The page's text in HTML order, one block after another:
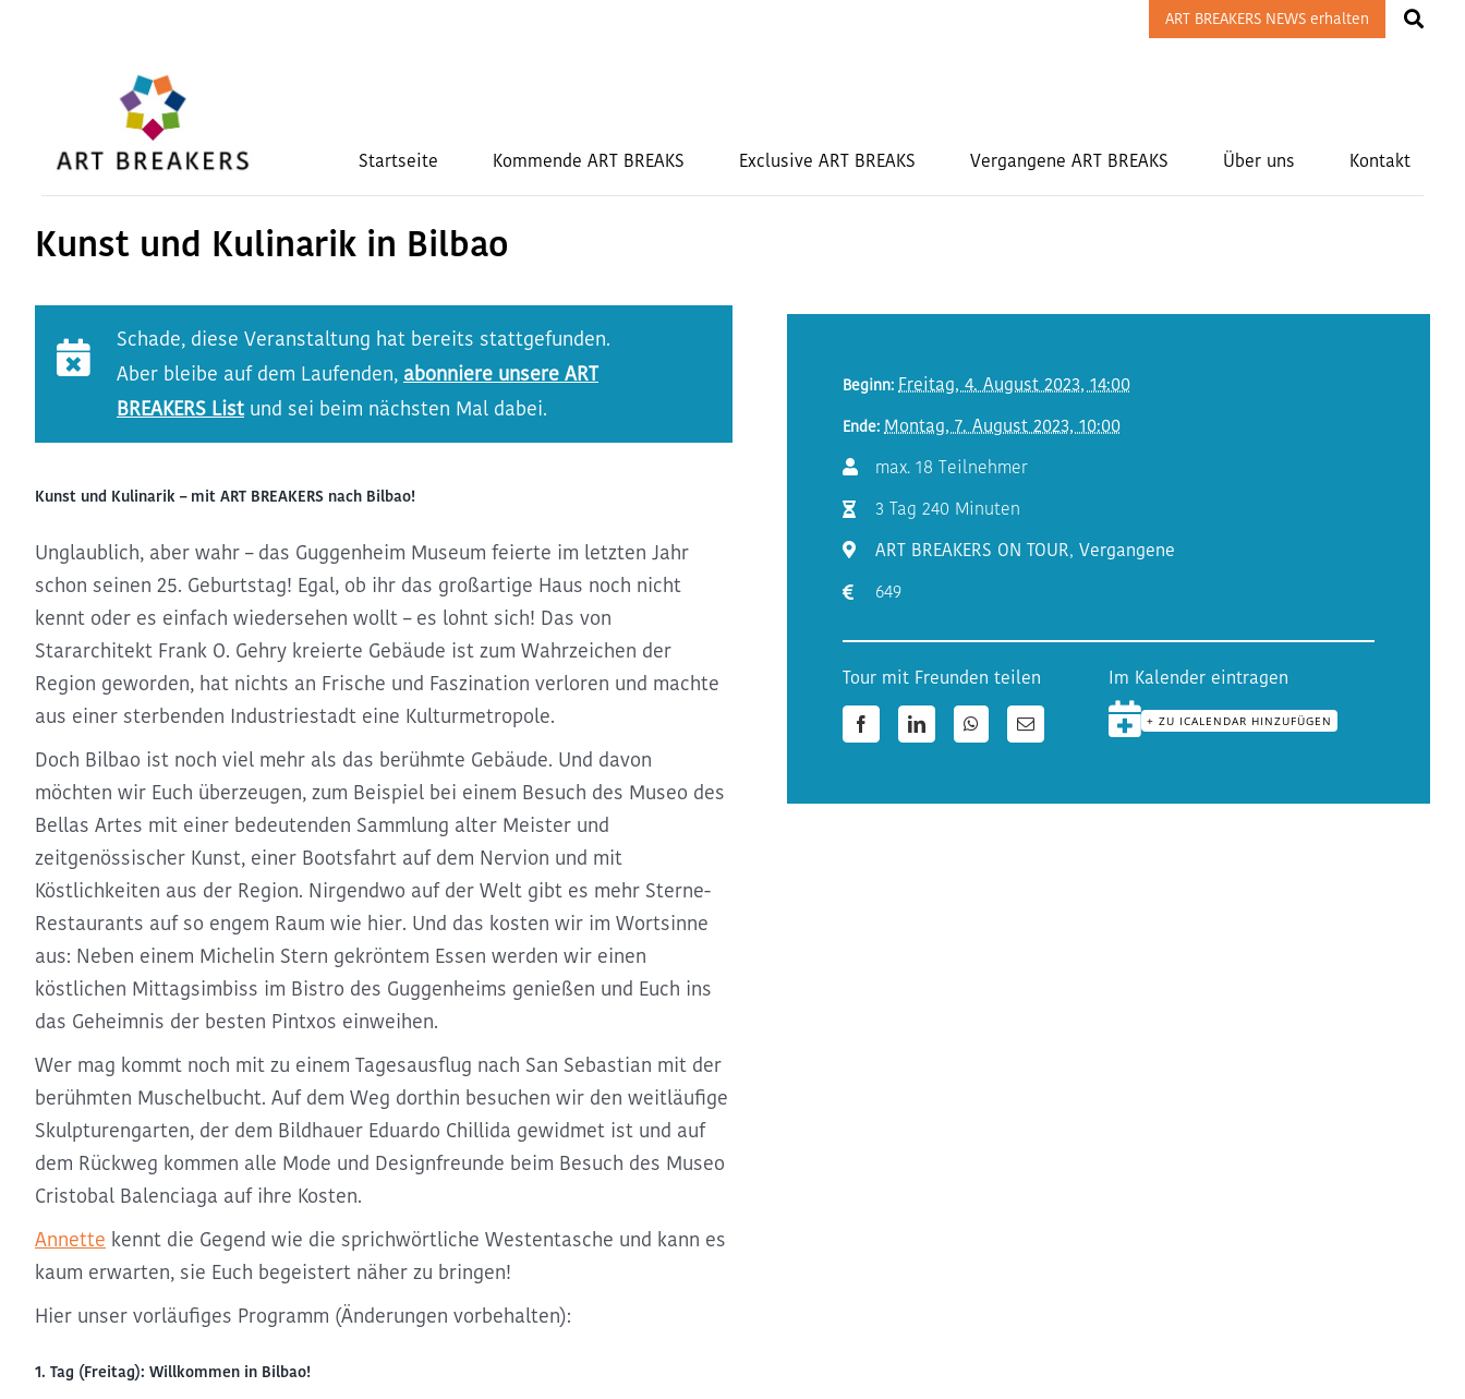
ART BREAKERS NEWS erhalten
Startseite Kommende ART BREAKS Exclusive ART BREAKS Vergangene ART BREAKS Über uns Kontakt
Kunst und Kulinarik in Bilbao
Schade, diese Veranstaltung hat bereits stattgefunden.
Aber bleibe auf dem Laufenden, abonniere unsere ART
BREAKERS Listund sei beim nächsten Mal dabei.
Kunst und Kulinarik – mit ART BREAKERS nach Bilbao!
Unglaublich, aber wahr – das Guggenheim Museum feierte im letzten Jahr
schon seinen 25. Geburtstag! Egal, ob ihr das großartige Haus noch nicht
kennt oder es einfach wiedersehen wollt – es lohnt sich! Das von
Stararchitekt Frank O. Gehry kreierte Gebäude ist zum Wahrzeichen der
Region geworden, hat nichts an Frische und Faszination verloren und machte
aus einer sterbenden Industriestadt eine Kulturmetropole.
Doch Bilbao ist noch viel mehr als das berühmte Gebäude. Und davon
möchten wir Euch überzeugen, zum Beispiel bei einem Besuch des Museo des
Bellas Artes mit einer bedeutenden Sammlung alter Meister und
zeitgenössischer Kunst, einer Bootsfahrt auf dem Nervion und mit
Köstlichkeiten aus der Region. Nirgendwo auf der Welt gibt es mehr Sterne-
Restaurants auf so engem Raum wie hier. Und das kosten wir im Wortsinne
aus: Neben einem Michelin Stern gekröntem Essen werden wir einen
köstlichen Mittagsimbiss im Bistro des Guggenheims genießen und Euch ins
das Geheimnis der besten Pintxos einweihen.
Wer mag kommt noch mit zu einem Tagesausflug nach San Sebastian mit der
berühmten Muschelbucht. Auf dem Weg dorthin besuchen wir den weitläufige
Skulpturengarten, der dem Bildhauer Eduardo Chillida gewidmet ist und auf
dem Rückweg kommen alle Mode und Designfreunde beim Besuch des Museo
Cristobal Balenciaga auf ihre Kosten.
Annette kennt die Gegend wie die sprichwörtliche Westentasche und kann es
kaum erwarten, sie Euch begeistert näher zu bringen!
Hier unser vorläufiges Programm (Änderungen vorbehalten):
1. Tag (Freitag): Willkommen in Bilbao!
Beginn: Freitag, 4. August 2023, 14:00
Ende: Montag, 7. August 2023, 10:00
max. 18 Teilnehmer
3 Tag 240 Minuten
ART BREAKERS ON TOUR,Vergangene
649
Tour mit Freunden teilen
FacebookLinkedInWhatsApp
E-
Mail
Im Kalender eintragen
+ ZU ICALENDAR HINZUFÜGEN